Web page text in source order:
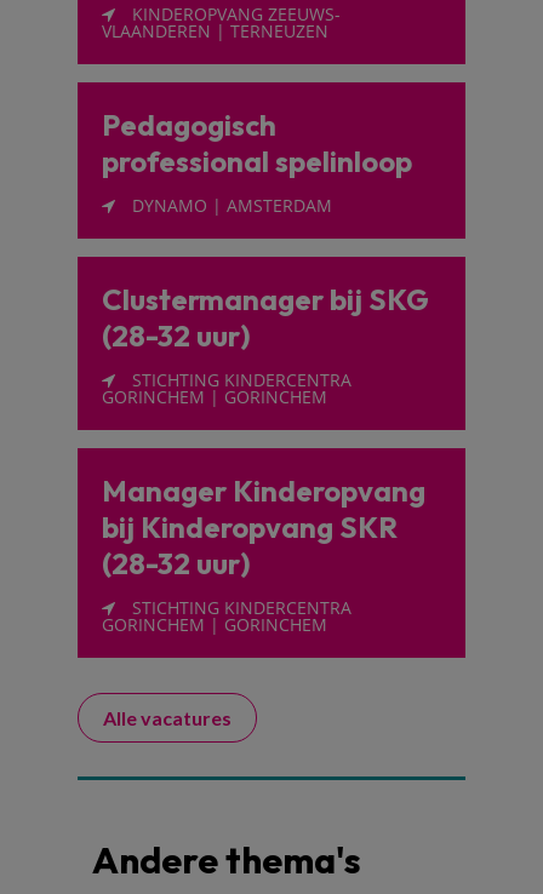
KINDEROPVANG ZEEUWS-
VLAANDEREN | TERNEUZEN
Pedagogisch
professional spelinloop
DYNAMO | AMSTERDAM
Clustermanager bij SKG
(28-32 uur)
STICHTING KINDERCENTRA
GORINCHEM | GORINCHEM
Manager Kinderopvang
bij Kinderopvang SKR
(28-32 uur)
STICHTING KINDERCENTRA
GORINCHEM | GORINCHEM
Alle vacatures
Andere thema's